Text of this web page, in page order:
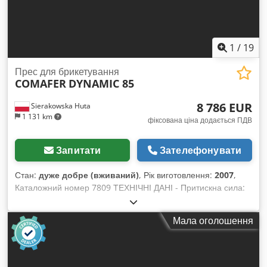
1 / 19
Sierakowska Huta
1 131 km
Прес для брикетування
COMAFER DYNAMIC 85
8 786 EUR
фіксована ціна додається ПДВ
Запитати Зателефонувати
Стан: дуже добре (вживаний), Рік виготовлення: 2007,
Каталожний номер 7809 ТЕХНІЧНІ ДАНІ - Притискна сила:
гідравлічна - Форма брикету: кругла - Діаметр брикету: 70
мм - Діаметр бункера: 900 мм - Автоматичний режим
роботи машини - Оглядове вікно у завантажувальному
бункері - Оснащена додатковим масляним нагрівачем -
Двигун: 5,5 кВт - Розміри (Д/Ш/В): 1600x1200x1500 мм -
Мала оголошення